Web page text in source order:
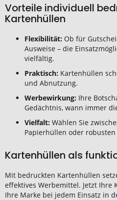
Vorteile individuell
Kartenhüllen
Flexibilität: Ob für
Ausweise – die
vielfältig.
Praktisch: Kartenhüllen
und Abnutzung.
Werbewirkung: Ihre
Gedächtnis, wann immer
Vielfalt: Wählen Sie
Papierhüllen oder
Kartenhüllen als
Mit bedruckten Kartenhüllen
effektives Werbemittel. Jetzt Ihre
Ihre Marke bei jedem Einsatz in